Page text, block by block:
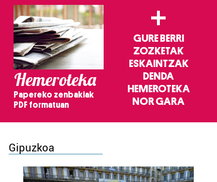
Hemeroteka
Papereko zenbakiak
PDF formatuan
+
GURE BERRI
ZOZKETAK
ESKAINTZAK
DENDA
HEMEROTEKA
NOR GARA
Gipuzkoa